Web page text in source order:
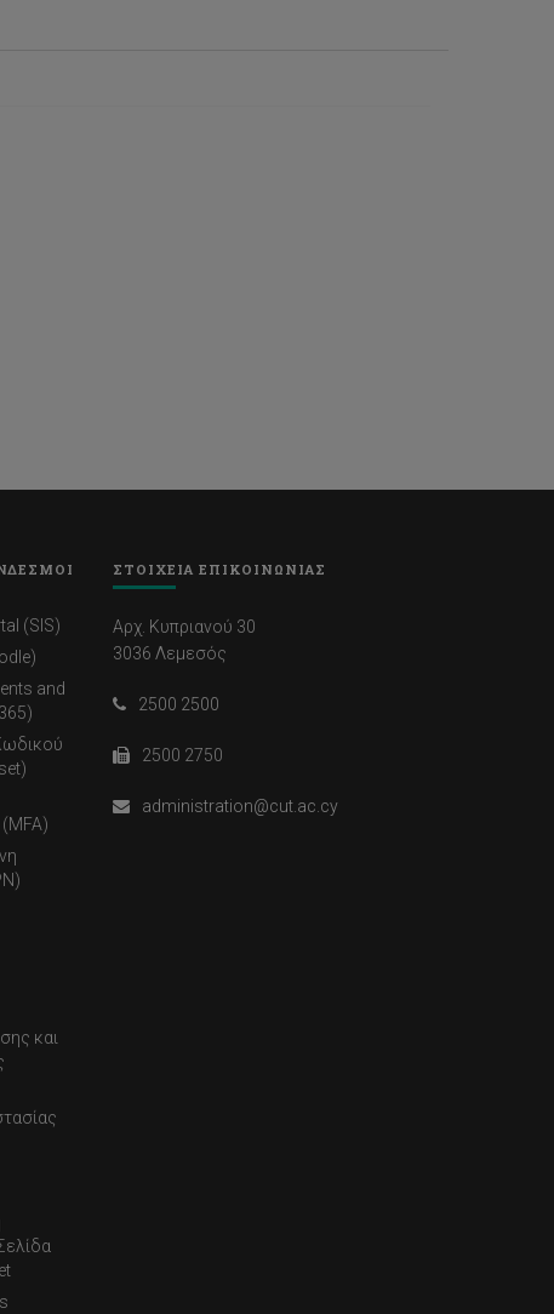
(SIS)
and
και
ΣΤΟΙΧΕΙΑ ΕΠΙΚΟΙΝΩΝΙΑΣ
Αρχ. Κυπριανού 30
3036 Λεμεσός
2500 2500
2500 2750
administration@cut.ac.cy